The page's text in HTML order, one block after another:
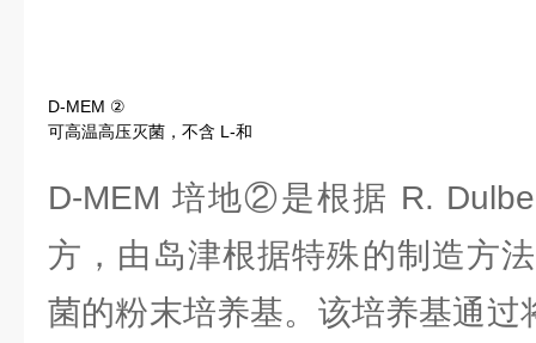
D-MEM ②
可高温高压灭菌，不含 L-和
D-MEM 培地②是根据 R.
方，由岛津根据特殊的制造方
菌的粉末培养基。该培养基通过